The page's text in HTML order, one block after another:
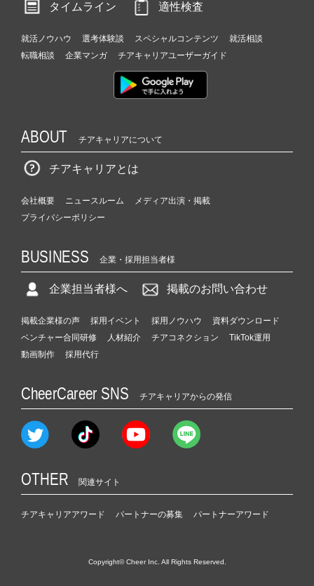
タイムライン
適性検査
就活ノウハウ 選考体験談 スペシャルコンテンツ
就活相談
転職相談
企業マンガ チアキャリアユーザーガイド
ABOUT チアキャリアについて
チアキャリアとは
会社概要 ニュースルーム
メディア出演・掲載
プライバシーポリシー
BUSINESS 企業・採用担当者様
企業担当者様へ 掲載のお問い合わせ
掲載企業様の声 採用イベント 採用ノウハウ
資料ダウンロード
ベンチャー合同研修
人材紹介 チアコネクション
TikTok運用
動画制作
採用代行
CheerCareer SNS チアキャリアからの発信
OTHER 関連サイト
チアキャリアアワード パートナーの募集 パートナーアワード
Copyright© Cheer Inc. All Rights Reserved.